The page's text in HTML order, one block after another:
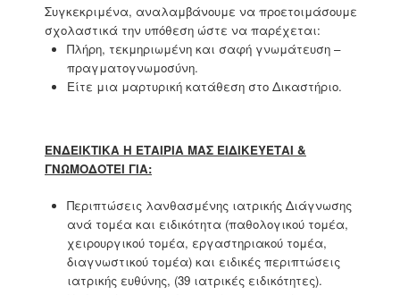
Συγκεκριμένα, αναλαμβάνουμε να προετοιμάσουμε
σχολαστικά την υπόθεση ώστε να παρέχεται:
Πλήρη, τεκμηριωμένη και σαφή γνωμάτευση –
πραγματογνωμοσύνη.
Είτε μια μαρτυρική κατάθεση στο Δικαστήριο.
ΕΝΔΕΙΚΤΙΚΑ Η ΕΤΑΙΡΙΑ ΜΑΣ ΕΙΔΙΚΕΥΕΤΑΙ &
ΓΝΩΜΟΔΟΤΕΙ ΓΙΑ:
Περιπτώσεις λανθασμένης ιατρικής Διάγνωσης
ανά τομέα και ειδικότητα (παθολογικού τομέα,
χειρουργικού τομέα, εργαστηριακού τομέα,
διαγνωστικού τομέα) και ειδικές περιπτώσεις
ιατρικής ευθύνης, (39 ιατρικές ειδικότητες).